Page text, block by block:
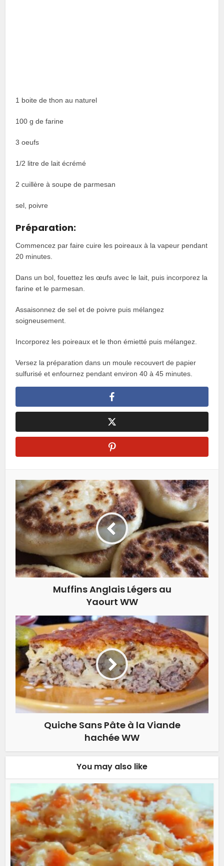
1 boite de thon au naturel
100 g de farine
3 oeufs
1/2 litre de lait écrémé
2 cuillère à soupe de parmesan
sel, poivre
Préparation:
Commencez par faire cuire les poireaux à la vapeur pendant
20 minutes.
Dans un bol, fouettez les œufs avec le lait, puis incorporez la
farine et le parmesan.
Assaisonnez de sel et de poivre puis mélangez
soigneusement.
Incorporez les poireaux et le thon émietté puis mélangez.
Versez la préparation dans un moule recouvert de papier
sulfurisé et enfournez pendant environ 40 à 45 minutes.
Muffins Anglais Légers au
Yaourt WW
Quiche Sans Pâte à la Viande
hachée WW
You may also like